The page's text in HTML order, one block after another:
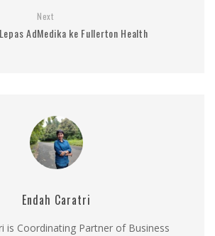
Next
AdMedika ke Fullerton Health
Endah Caratri
is Coordinating Partner of Business